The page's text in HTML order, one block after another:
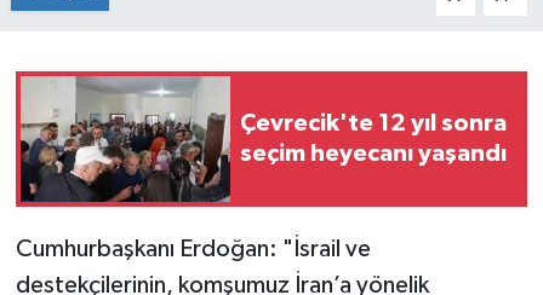
Çevrecik'te 12 yıl sonra
seçim heyecanı yaşandı
Cumhurbaşkanı Erdoğan: "İsrail ve
destekçilerinin, komşumuz İran’a yönelik